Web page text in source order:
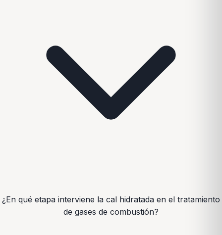
¿En qué etapa interviene la cal hidratada en el tratamiento
de gases de combustión?